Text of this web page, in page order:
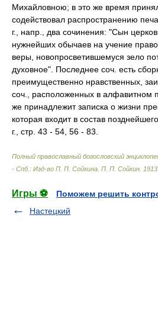
Михайловною; в это же время
содействовал распространению
г., напр., два сочинения: "Сын
нужнейших обычаев на учение
веры, новопросветившемуся зело
духовное". Последнее соч. есть
преимущественно нравственных,
соч., расположенных в алфавитном
же принадлежит записка о жизни
которая входит в состав
г., стр. 43 - 54, 56 - 83.
Полный православный богословский
- Спб.: Изд-во П. П. Сойкина П. П. Сойкин 1913
Игры ⚽
Поможем решить
Настецкий